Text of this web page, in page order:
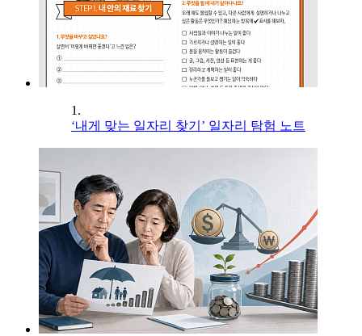
1.
‘내게 맞는 일자리 찾기’ 일자리 탐험 노트